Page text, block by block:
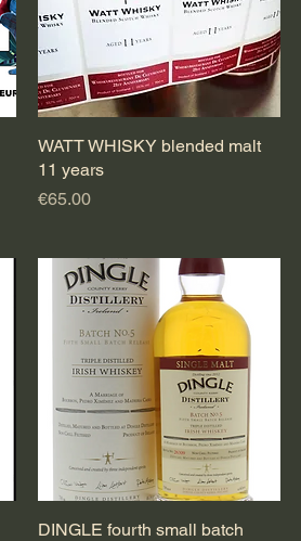
Quick View
WATT WHISKY blended malt
11 years
Price
€65.00
Quick View
DINGLE fourth small batch